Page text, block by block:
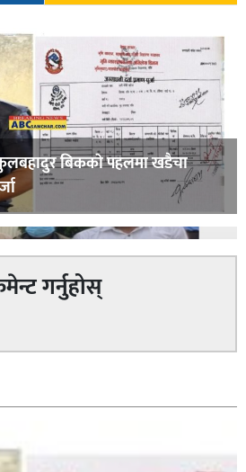
बिककाे पहलमा खडैचा
गर्नुहोस्